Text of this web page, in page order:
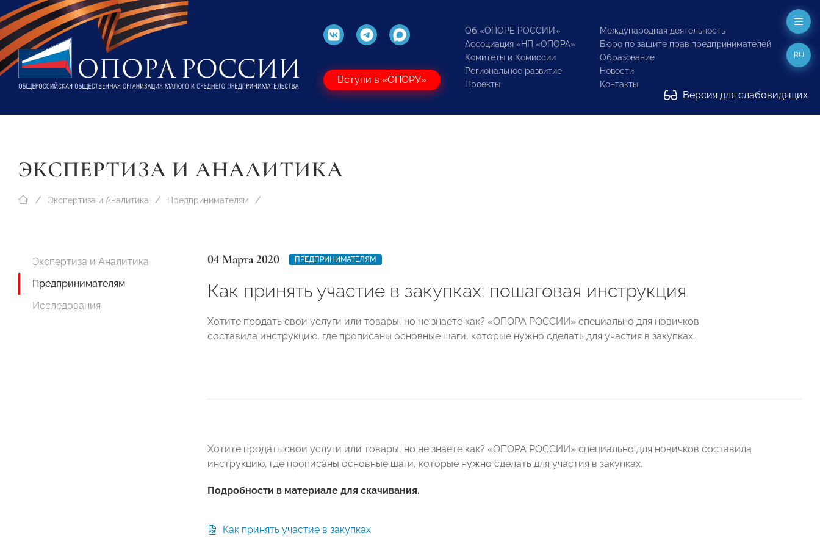
Вступи в «ОПОРУ»
Об «ОПОРЕ РОССИИ»
Ассоциация «НП «ОПОРА»
Комитеты и Комиссии
Региональное развитие
Проекты
Международная деятельность
Бюро по защите прав предпринимателей
Образование
Новости
Контакты
Версия для слабовидящих
RU
ЭКСПЕРТИЗА И АНАЛИТИКА
Экспертиза и Аналитика Предпринимателям
Экспертиза и Аналитика
Предпринимателям
Исследования
04 Марта 2020 ПРЕДПРИНИМАТЕЛЯМ
Как принять участие в закупках: пошаговая инструкция
Хотите продать свои услуги или товары, но не знаете как? «ОПОРА РОССИИ» специально для новичков
составила инструкцию, где прописаны основные шаги, которые нужно сделать для участия в закупках.
Хотите продать свои услуги или товары, но не знаете как? «ОПОРА РОССИИ» специально для новичков составила
инструкцию, где прописаны основные шаги, которые нужно сделать для участия в закупках.
Подробности в материале для скачивания.
Как принять участие в закупках